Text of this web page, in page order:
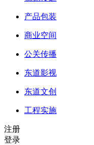
产品包装
商业空间
公关传播
东道影视
东道文创
工程实施
注册
登录